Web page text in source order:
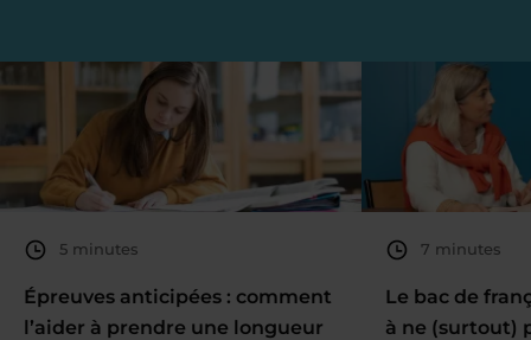
5 minutes
Épreuves anticipées : comment
l’aider à prendre une longueur
7 minutes
Le bac de
à ne (surtout)